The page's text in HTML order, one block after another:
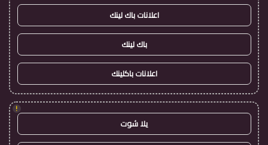
اعلانات باك لينك
باك لينك
اعلانات باكلينك
!
يلا شوت